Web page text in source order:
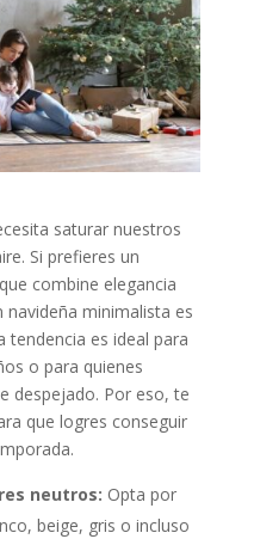
saturar nuestros
Si prefieres un
combine elegancia
minimalista es
tendencia es ideal para
o para quienes
despejado. Por eso, te
que logres conseguir
neutros: Opta por
beige, gris o incluso